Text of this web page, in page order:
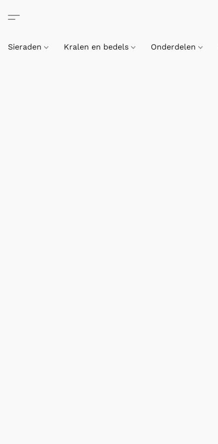
Sieraden Kralen en bedels Onderdelen